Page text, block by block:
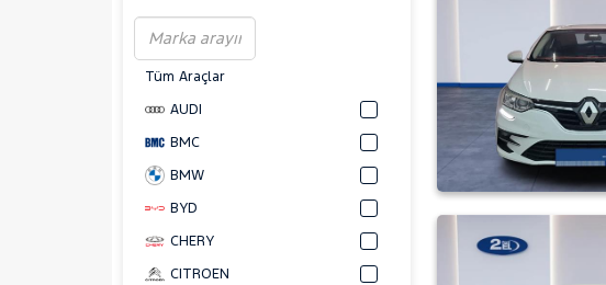
Tüm Araçlar
AUDI
BMC
BMW
BYD
CHERY
CITROEN